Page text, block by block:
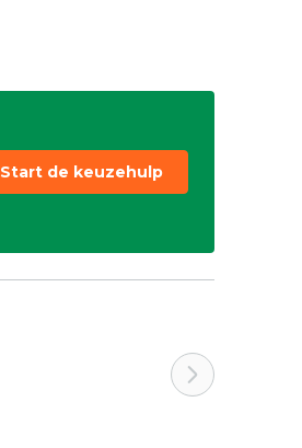
Start de keuzehulp